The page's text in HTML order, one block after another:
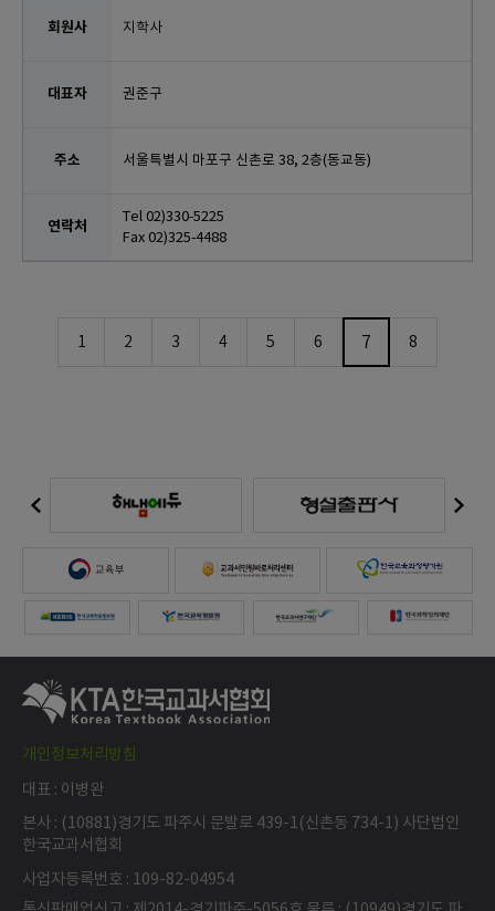
지학사
권준구
서울특별시 마포구 신촌로 38, 2층(동교동)
Tel 02)330-5225
Fax 02)325-4488
1 2 3 4 5 6 7 8
개인정보처리방침
대표 : 이병완
본사 : (10881)경기도 파주시 문발로 439-1(신촌동 734-1) 사단법인
한국교과서협회
사업자등록번호 : 109-82-04954